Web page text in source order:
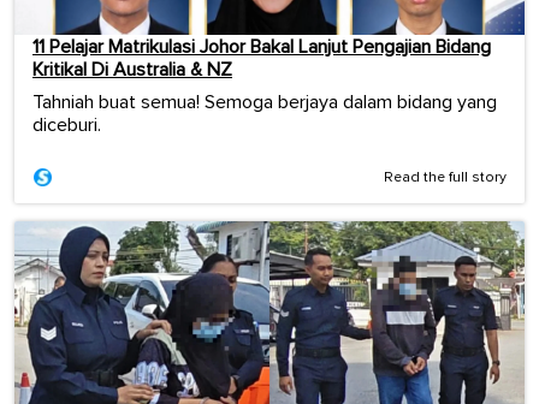
11 Pelajar Matrikulasi Johor Bakal Lanjut Pengajian Bidang
Kritikal Di Australia & NZ
Tahniah buat semua! Semoga berjaya dalam bidang yang
diceburi.
Read the full story